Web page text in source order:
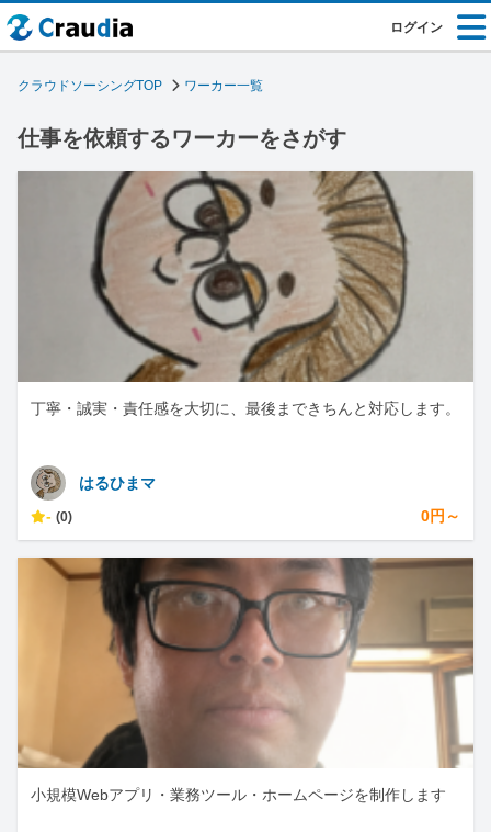
ログイン
クラウドソーシングTOP ワーカー一覧
仕事を依頼するワーカーをさがす
丁寧・誠実・責任感を大切に、最後まできちんと対応します。
はるひまマ
- (0) 0円～
小規模Webアプリ・業務ツール・ホームページを制作します